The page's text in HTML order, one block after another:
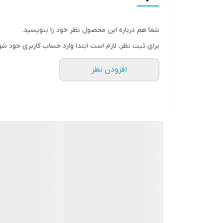
شما هم درباره این محصول نظر خود را بنویسید.
برای ثبت نظر، لازم است ابتدا وارد حساب کاربری خود
افزودن نظر